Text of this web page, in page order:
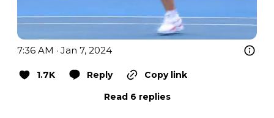
7:36 AM · Jan 7, 2024
1.7K Reply
Copy link
Read 6 replies